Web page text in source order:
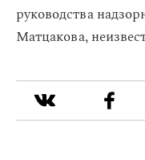
руководства
Матцакова,